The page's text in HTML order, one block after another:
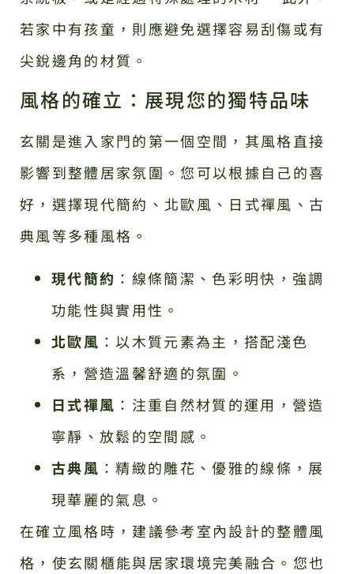
若家中有孩童，則應避免選擇容易刮傷或有
尖銳邊角的材質。
風格的確立：展現您的獨特品味
玄關是進入家門的第一個空間，其風格直接
影響到整體居家氛圍。您可以根據自己的喜
好，選擇現代簡約、北歐風、日式禪風、古
典風等多種風格。
現代簡約 ：線條簡潔、色彩明快，強調
功能性與實用性。
北歐風 ：以木質元素為主，搭配淺色
系，營造溫馨舒適的氛圍。
日式禪風 ：注重自然材質的運用，營造
寧靜、放鬆的空間感。
古典風 ：精緻的雕花、優雅的線條，展
現華麗的氣息。
在確立風格時，建議參考室內設計的整體風
格，使玄關櫃能與居家環境完美融合。您也